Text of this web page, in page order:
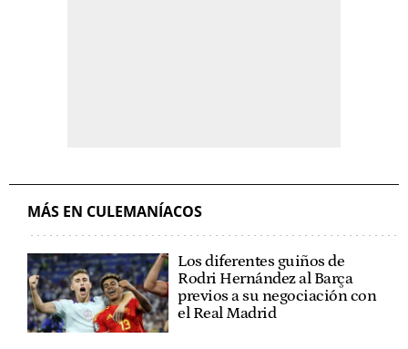
MÁS EN CULEMANÍACOS
Los diferentes guiños de
Rodri Hernández al Barça
previos a su negociación con
el Real Madrid